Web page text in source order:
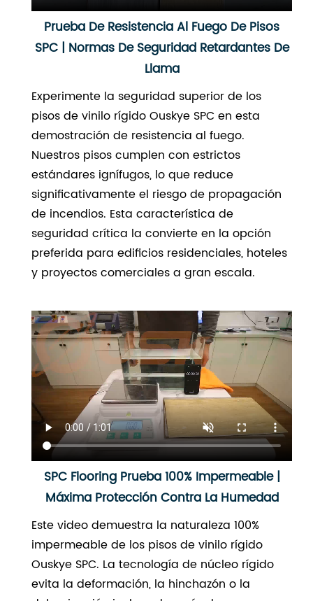
Prueba De Resistencia Al Fuego De Pisos
SPC | Normas De Seguridad Retardantes De
Llama
Experimente la seguridad superior de los
pisos de vinilo rígido Ouskye SPC en esta
demostración de resistencia al fuego.
Nuestros pisos cumplen con estrictos
estándares ignífugos, lo que reduce
significativamente el riesgo de propagación
de incendios. Esta característica de
seguridad crítica la convierte en la opción
preferida para edificios residenciales, hoteles
y proyectos comerciales a gran escala.
SPC Flooring Prueba 100% Impermeable |
Máxima Protección Contra La Humedad
Este video demuestra la naturaleza 100%
impermeable de los pisos de vinilo rígido
Ouskye SPC. La tecnología de núcleo rígido
evita la deformación, la hinchazón o la